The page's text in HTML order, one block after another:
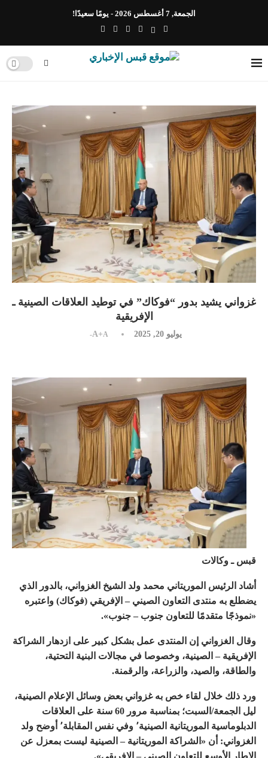
الجمعة, 7 أغسطس 2026 - يومًا سعيدًا!
غزواني يشيد بدور “فوكاك” في توطيد العلاقات الصينية ـ
الإفريقية
يوليو 20, 2025 A+A-
قبس ـ وكالات
أشاد الرئيس الموريتاني محمد ولد الشيخ الغزواني، بالدور الذي
يضطلع به منتدى التعاون الصيني – الإفريقي (فوكاك) واعتبره
«نموذجًا متقدمًا للتعاون جنوب – جنوب».
وقال الغزواني إن المنتدى عمل بشكل كبير على ازدهار الشراكة
الإفريقية – الصينية، وخصوصا في مجالات البنية التحتية،
والطاقة، والصيد، والزراعة، والرقمنة.
ورد ذلك خلال لقاء خص به غزواني بعض وسائل الإعلام الصينية،
ليل الجمعة/السبت؛ بمناسبة مرور 60 سنة على العلاقات
الدبلوماسية الموريتانية الصينية٬ وفي نفس المقابلة٬ أوضح ولد
الغزواني: أن «الشراكة الموريتانية – الصينية ليست بمعزل عن